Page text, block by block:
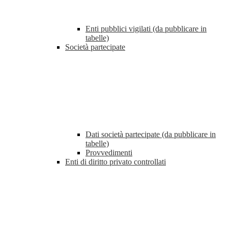
Enti pubblici vigilati (da pubblicare in
tabelle)
Società partecipate
Dati società partecipate (da pubblicare in
tabelle)
Provvedimenti
Enti di diritto privato controllati